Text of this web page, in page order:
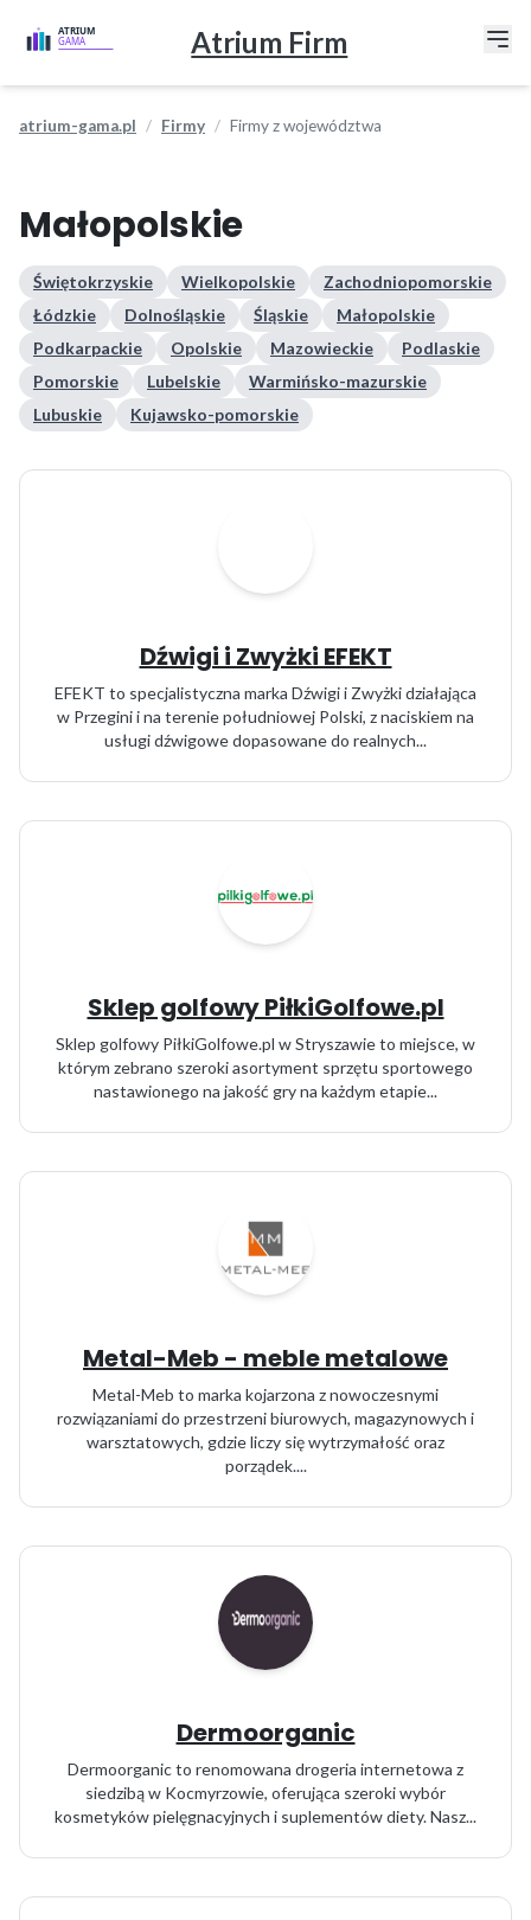
Atrium Firm
atrium-gama.pl Firmy Firmy z województwa
Małopolskie
Świętokrzyskie Wielkopolskie
Zachodniopomorskie
Łódzkie
Dolnośląskie Śląskie
Małopolskie
Podkarpackie
Opolskie Mazowieckie
Podlaskie
Pomorskie
Lubelskie
Warmińsko-mazurskie
Lubuskie
Kujawsko-pomorskie
Dźwigi i Zwyżki EFEKT
EFEKT to specjalistyczna marka Dźwigi i Zwyżki działająca
w Przegini i na terenie południowej Polski, z naciskiem na
usługi dźwigowe dopasowane do realnych...
Sklep golfowy PiłkiGolfowe.pl
Sklep golfowy PiłkiGolfowe.pl w Stryszawie to miejsce, w
którym zebrano szeroki asortyment sprzętu sportowego
nastawionego na jakość gry na każdym etapie...
Metal-Meb - meble metalowe
Metal-Meb to marka kojarzona z nowoczesnymi
rozwiązaniami do przestrzeni biurowych, magazynowych i
warsztatowych, gdzie liczy się wytrzymałość oraz
porządek....
Dermoorganic
Dermoorganic to renomowana drogeria internetowa z
siedzibą w Kocmyrzowie, oferująca szeroki wybór
kosmetyków pielęgnacyjnych i suplementów diety. Nasz...